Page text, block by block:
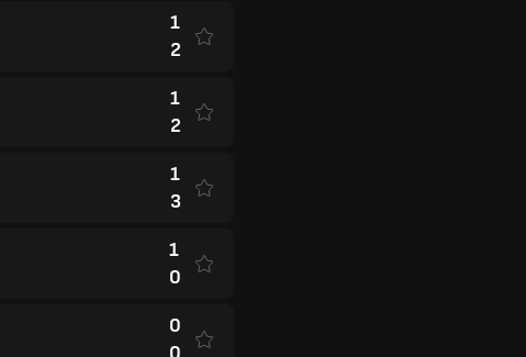
1
2
1
2
1
3
1
0
0